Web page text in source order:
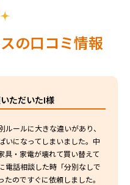
の口コミ情報
ただいたI様
ールに大きな違いがあり、
いになってしまいました。中
具・家電が壊れて買い替えて
電話相談した時「分別なしで
のですぐに依頼しました。